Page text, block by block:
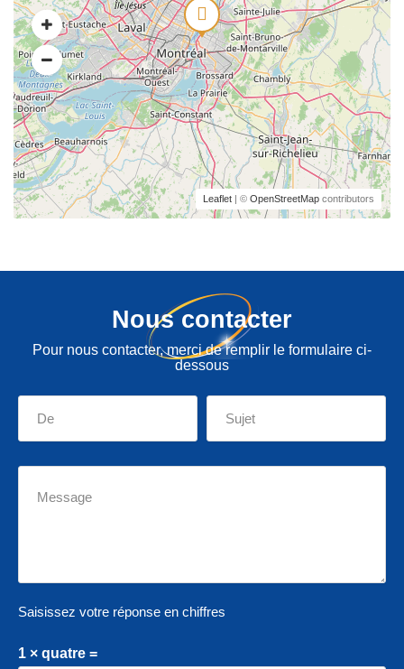
Leaflet | © OpenStreetMap contributors
Nous contacter
Pour nous contacter, merci de remplir le formulaire ci-
dessous
Saisissez votre réponse en chiffres
1 × quatre =